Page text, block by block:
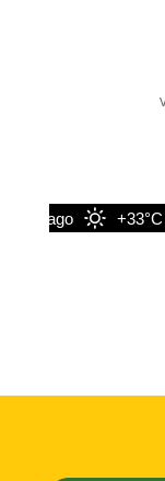
8 ago +33°C